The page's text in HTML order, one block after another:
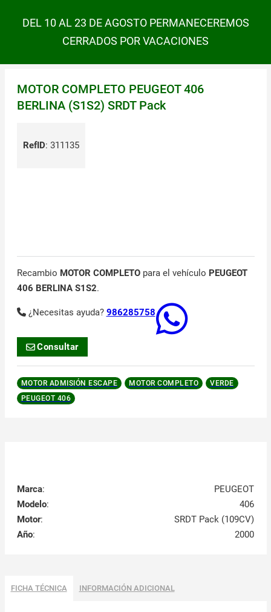
DEL 10 AL 23 DE AGOSTO PERMANECEREMOS
CERRADOS POR VACACIONES
MOTOR COMPLETO PEUGEOT 406
BERLINA (S1S2) SRDT Pack
RefID: 311135
Recambio MOTOR COMPLETOpara el vehículo PEUGEOT
406 BERLINA S1S2.
¿Necesitas ayuda? 986285758
Consultar
MOTOR ADMISIÓN ESCAPE MOTOR COMPLETO
VERDE
PEUGEOT 406
Marca:
PEUGEOT
Modelo:
406
Motor:
SRDT Pack (109CV)
Año: 2000
FICHA TÉCNICA INFORMACIÓN ADICIONAL